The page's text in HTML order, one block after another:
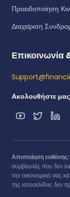
Προειδοποίηση
Διαχείριση
Επικοινωνία
Ακολουθήστε μας
Αποποίηση ευθύνης:
συμβουλές που δεν
την οικονομική σας
της ιστοσελίδας δεν